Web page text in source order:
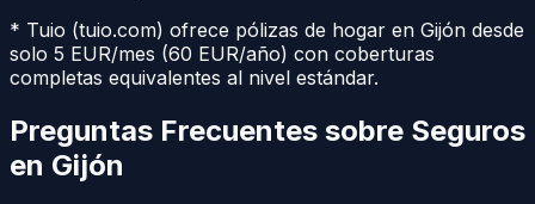
* Tuio (tuio.com) ofrece pólizas de hogar en Gijón desde
solo 5 EUR/mes (60 EUR/año) con coberturas
completas equivalentes al nivel estándar.
Preguntas Frecuentes sobre Seguros
en Gijón